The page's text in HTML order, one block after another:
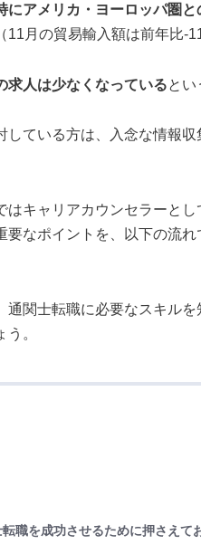
にアメリカ・ヨーロッパ圏と
（11月の貿易輸入額は前年比-
求人は少なくなっているとい
している方は、入念な情報
はキャリアカウンセラーと
要なポイントを、以下の流れ
通関士転職に必要なスキル
。
職を成功させるために押さえて